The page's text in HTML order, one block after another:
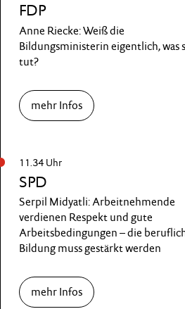
FDP
Anne Riecke: Weiß die
Bildungsministerin eigentlich, was
tut?
mehr Infos
11.34 Uhr
SPD
Serpil Midyatli: Arbeitnehmende
verdienen Respekt und gute
Arbeitsbedingungen – die
Bildung muss gestärkt werden
mehr Infos